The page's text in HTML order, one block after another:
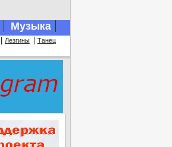
Музыка
Лезгины
Танец